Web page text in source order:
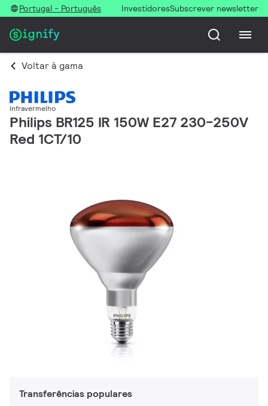
Portugal - Português InvestidoresSubscrever newsletter
Voltar à gama
Infravermelho
Philips BR125 IR 150W E27 230-250V
Red 1CT/10
Transferências populares